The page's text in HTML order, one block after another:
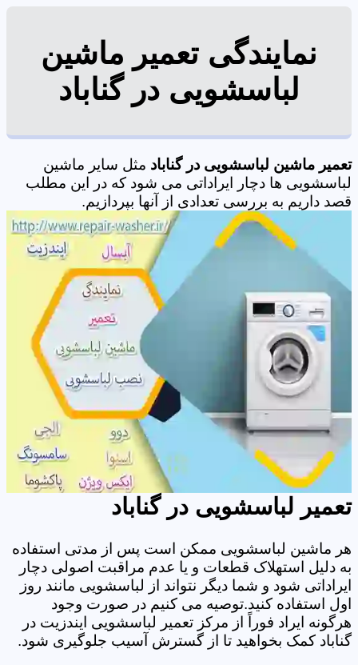
نمایندگی تعمیر ماشین
لباسشویی در گناباد
تعمیر ماشین لباسشویی در گناباد مثل سایر ماشین
لباسشویی ها دچار ایراداتی می شود که در این مطلب
قصد داریم به بررسی تعدادی از آنها بپردازیم.
تعمیر لباسشویی در گناباد
هر ماشین لباسشویی ممکن است پس از مدتی استفاده
به دلیل استهلاک قطعات و یا عدم مراقبت اصولی دچار
ایراداتی شود و شما دیگر نتواند از لباسشویی مانند روز
اول استفاده کنید.توصیه می کنیم در صورت وجود
هرگونه ایراد فوراً از مرکز تعمیر لباسشویی ایندزیت در
گناباد کمک بخواهید تا از گسترش آسیب جلوگیری شود.